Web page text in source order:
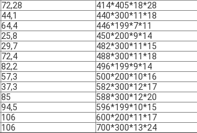
72,28 414*405*18*28
44,1 440*300*11*18
64,4 446*199*7*11
25,8 450*200*9*14
29,7 482*300*11*15
72,4 488*300*11*18
82,2 496*199*9*14
57,3 500*200*10*16
37,3 582*300*12*17
85 588*300*12*20
94,5 596*199*10*15
106 600*200*11*17
106 700*300*13*24